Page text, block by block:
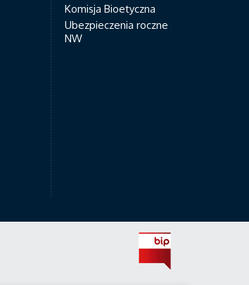
Komisja Bioetyczna
Ubezpieczenia roczne
NW